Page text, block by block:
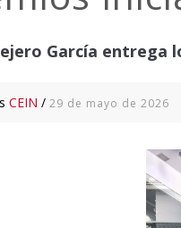
García entrega
CEIN / 29 de mayo de 2026